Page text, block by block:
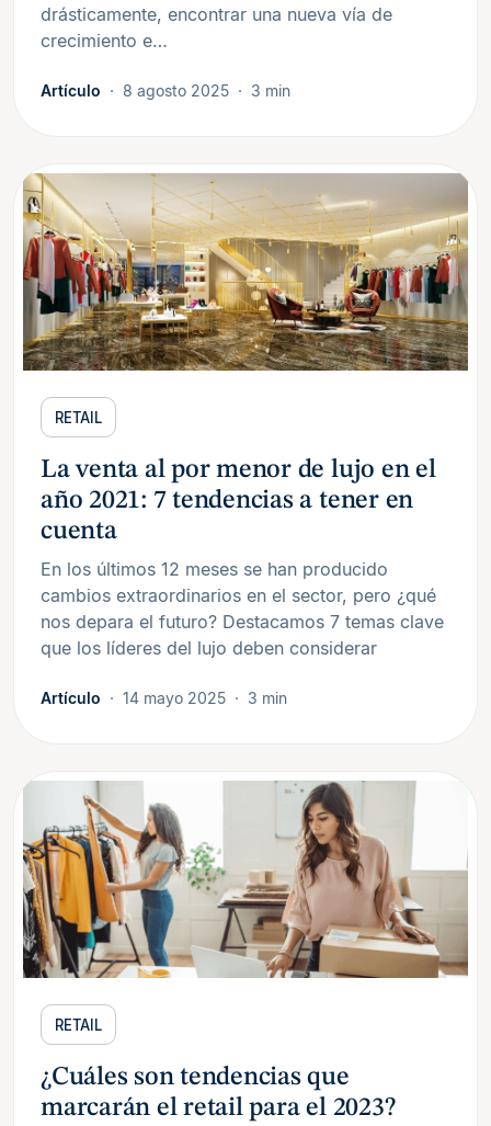
drásticamente, encontrar una nueva vía de
crecimiento e…
Artículo 8 agosto 2025 3 min
RETAIL
La venta al por menor de lujo en el
año 2021: 7 tendencias a tener en
cuenta
En los últimos 12 meses se han producido
cambios extraordinarios en el sector, pero ¿qué
nos depara el futuro? Destacamos 7 temas clave
que los líderes del lujo deben considerar
Artículo 14 mayo 2025 3 min
RETAIL
¿Cuáles son tendencias que
marcarán el retail para el 2023?